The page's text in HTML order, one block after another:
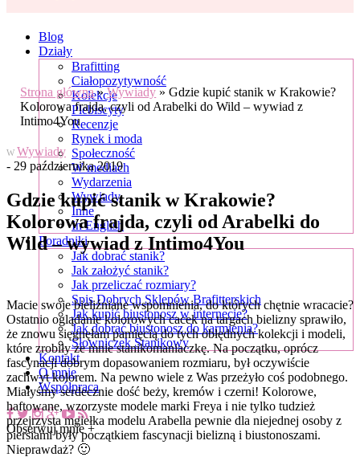
Blog
Działy
Brafitting
Ciałopozytywność
Kolekcje
Plebiscyty
Recenzje
Rynek i moda
Społeczność
W mediach
Wydarzenia
Wywiady
Inne
In English
Poradniki
Jak dobrać stanik?
Jak założyć stanik?
Jak przeliczać rozmiary?
Spis Dobrych Sklepów Brafitterskich
Jak kupić biustonosz w internecie?
Jak dobrać biustonosz do karmienia?
Słowniczek Stanikowy
Kontakt
O mnie
Współpraca
Obserwuj mnie +
Strona główna»Wywiady »Gdzie kupić stanik w Krakowie?
Kolorowa frajda, czyli od Arabelki do Wild – wywiad z
Intimo4You
W Wywiady
- 29 października 2019
Gdzie kupić stanik w Krakowie?
Kolorowa frajda, czyli od Arabelki do
Wild – wywiad z Intimo4You
Macie swoje bieliźniane wspomnienia, do których chętnie wracacie?
Ostatnio oglądanie kolorowych cacek na targach bielizny sprawiło,
że znowu sięgnęłam pamięcią do tych obłędnych kolekcji i modeli,
które zrobiły ze mnie stanikomaniaczkę. Na początku, oprócz
fascynacji dobrym dopasowaniem rozmiaru, był oczywiście
zachwyt kolorem. Na pewno wiele z Was przeżyło coś podobnego.
Miałyśmy serdecznie dość beży, kremów i czerni! Kolorowe,
haftowane, wzorzyste modele marki Freya i nie tylko tudzież
przejrzysta mgiełka modelu Arabella pewnie dla niejednej osoby z
piersiami były początkiem fascynacji bielizną i biustonoszami.
Nieprawdaż? 🙂